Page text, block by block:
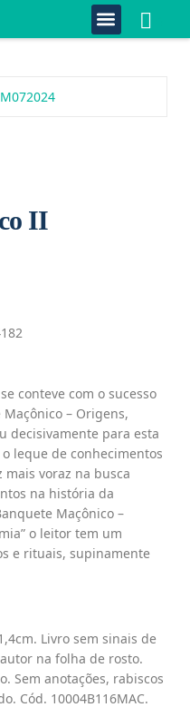
II
conteve com o sucesso
– Origens,
decisivamente para esta
leque de conhecimentos
mais voraz na busca
na história da
Maçônico –
o leitor tem um
e rituais, supinamente
Livro sem sinais de
na folha de rosto.
Sem anotações, rabiscos
Cód. 10004B116MAC.